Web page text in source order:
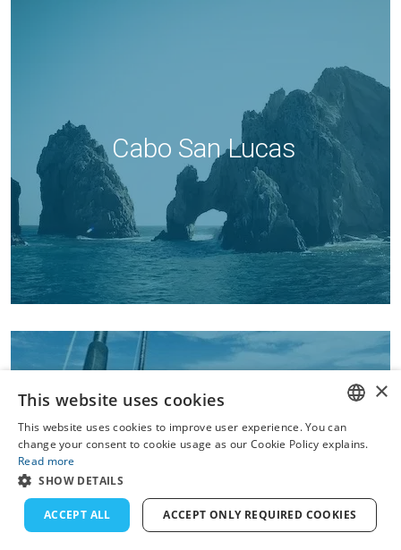
Cabo San Lucas
ENGLISH
DUTCH
GERMAN
×
This website uses cookies
This website uses cookies to improve user experience. You can
change your consent to cookie usage as our Cookie Policy explains.
Read more
SHOW DETAILS
ACCEPT ALL ACCEPT ONLY REQUIRED COOKIES